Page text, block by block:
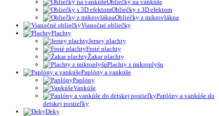
Obliečky na vankúše
Obliečky s 3D efektom
Obliečky z mikrovlákna
Vianočné obliečky
Plachty
Jersey plachty
Froté plachty
Žakar plachty
Plachty z mikroplyšu
Paplóny a vankúše
Paplóny
Vankúše
Paplóny a vankúše do
detskej postieľky
Deky